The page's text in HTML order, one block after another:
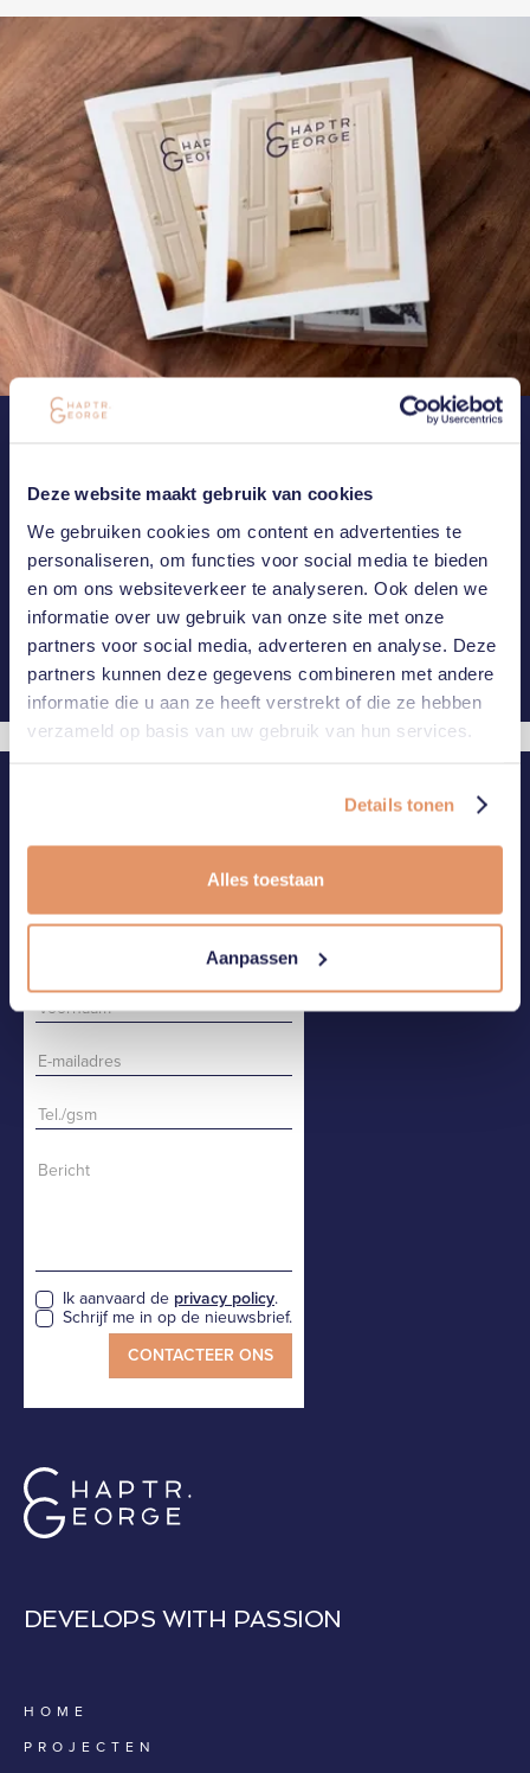
Deze website maakt gebruik van cookies
We gebruiken cookies om content en advertenties te
personaliseren, om functies voor social media te bieden
en om ons websiteverkeer te analyseren. Ook delen we
informatie over uw gebruik van onze site met onze
partners voor social media, adverteren en analyse. Deze
partners kunnen deze gegevens combineren met andere
informatie die u aan ze heeft verstrekt of die ze hebben
verzameld op basis van uw gebruik van hun services.
Details tonen
Alles toestaan
Aanpassen
MAIL OF BEL ONS
Heb je een vraag of ben je geïnteresseerd in één van onze
projecten? Laat het ons weten. Wij nemen zo spoedig mogelijk
contact met jou op.
CONNECT WITH US
CONTACTEER ONS
Ik aanvaard de privacy policy.
Schrijf me in op de nieuwsbrief.
DEVELOPS WITH PASSION
HOME
PROJECTEN